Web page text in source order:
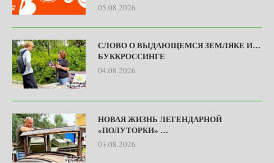
05.08.2026
СЛОВО О ВЫДАЮЩЕМСЯ ЗЕМЛЯКЕ И…
БУККРОССИНГЕ
04.08.2026
НОВАЯ ЖИЗНЬ ЛЕГЕНДАРНОЙ
«ПОЛУТОРКИ» …
03.08.2026